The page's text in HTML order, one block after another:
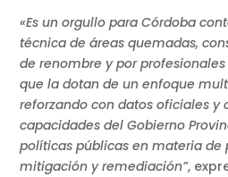
«Es un orgullo para Córdoba
técnica de áreas quemadas,
de renombre y por
que la dotan de un enfoque
reforzando con datos oficiales y
capacidades del Gobierno
políticas públicas en materia de
mitigación y remediación”,